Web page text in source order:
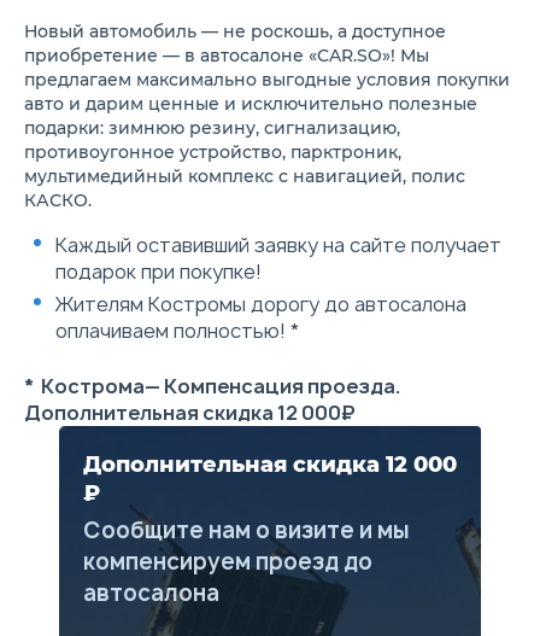
Проекционный дисплей W-
HUD
Система круиз-контроля
Дополнительная скидка 12 000
₽
Сообщите нам о визите и мы
компенсируем проезд до
автосалона
Новый автомобиль — не роскошь, а доступное
приобретение — в автосалоне «CAR.SO»! Мы
предлагаем максимально выгодные условия покупки
авто и дарим ценные и исключительно полезные
подарки: зимнюю резину, сигнализацию,
противоугонное устройство, парктроник,
мультимедийный комплекс с навигацией, полис
КАСКО.
Каждый оставивший заявку на сайте получает
подарок при покупке!
Жителям Костромы дорогу до автосалона
оплачиваем полностью! *
* Кострома— Компенсация проезда.
Дополнительная скидка 12 000₽